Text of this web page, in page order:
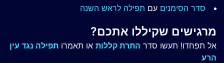
סדר הסימנים עם תפילה לראש השנה
מרגישים שקיללו אתכם?
אל תפחדו! תעשו סדר התרת קללות או תאמרו תפילה נגד עין
הרע